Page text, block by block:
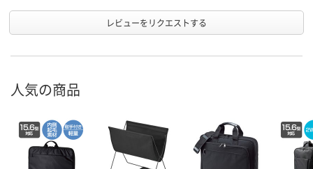
レビューをリクエストする
人気の商品